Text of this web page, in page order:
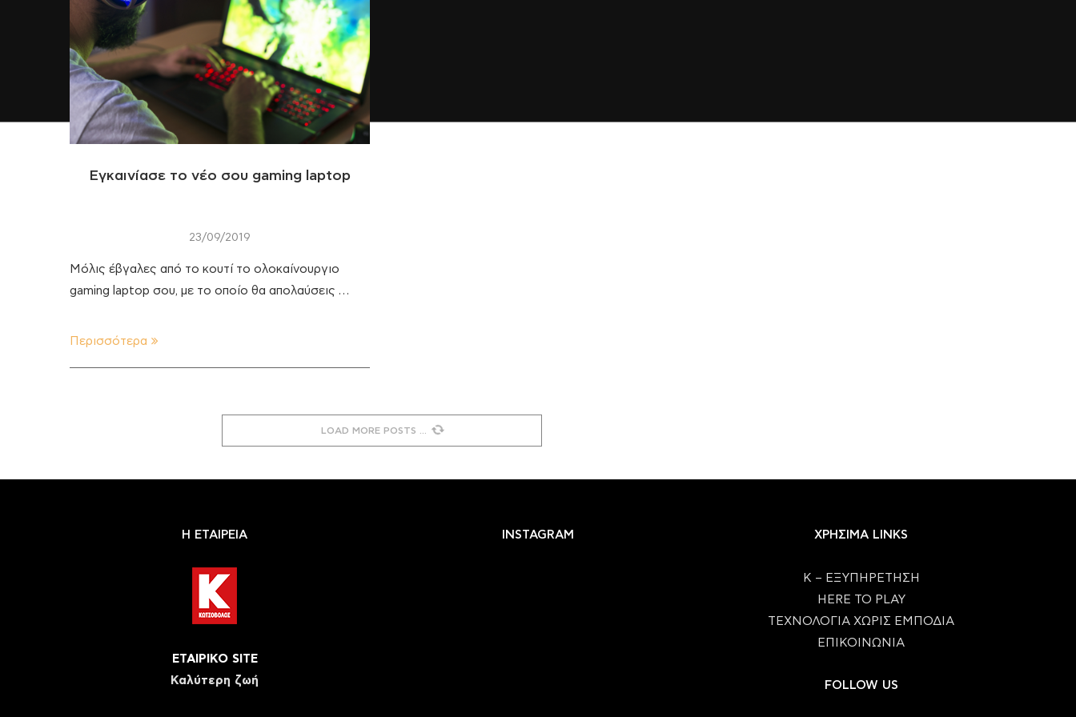
Εγκαινίασε το νέο σου gaming laptop
23/09/2019
Μόλις έβγαλες από το κουτί το ολοκαίνουργιο
gaming laptop σου, με το οποίο θα απολαύσεις …
Περισσότερα
LOAD MORE POSTS
Η ΕΤΑΙΡΕΙΑ
ΕΤΑΙΡΙΚΟ SITE
Καλύτερη ζωή
INSTAGRAM ΧΡΗΣΙΜΑ LINKS
Κ – ΕΞΥΠΗΡΕΤΗΣΗ
HERE TO PLAY
ΤΕΧΝΟΛΟΓΙΑ ΧΩΡΙΣ ΕΜΠΟΔΙΑ
ΕΠΙΚΟΙΝΩΝΙΑ
FOLLOW US